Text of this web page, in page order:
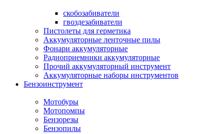
скобозабиватели
гвоздезабиватели
Пистолеты для герметика
Аккумуляторные ленточные пилы
Фонари аккумуляторные
Радиоприемники аккумуляторные
Прочий аккумуляторный инструмент
Аккумуляторные наборы инструментов
Бензоинструмент
Мотобуры
Мотопомпы
Бензорезы
Бензопилы